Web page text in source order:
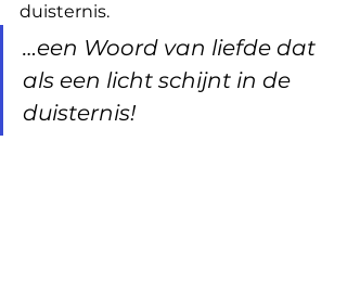
duisternis.
…een Woord van liefde dat
als een licht schijnt in de
duisternis!